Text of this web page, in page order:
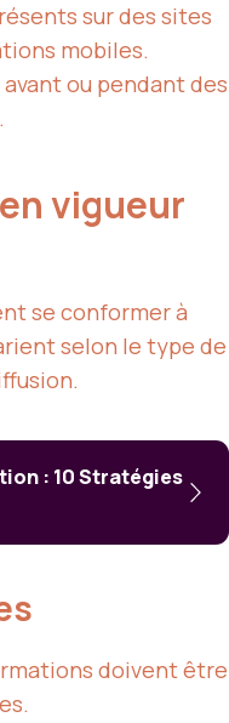
sur des sites
mobiles.
avant ou pendant des
vigueur
se conformer à
selon le type de
: 10 Stratégies
doivent être